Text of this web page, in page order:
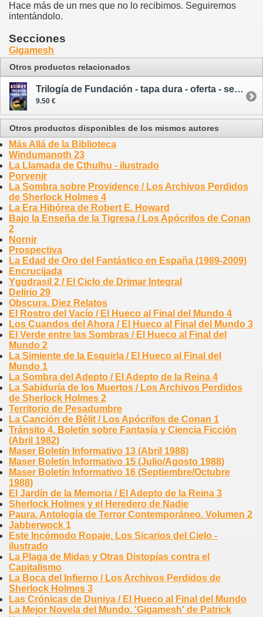
Hace más de un mes que no lo recibimos. Seguiremos
intentándolo.
Secciones
Gigamesh
Otros productos relacionados
Trilogía de Fundación - tapa dura - oferta - segunda mano
9.50 €
Otros productos disponibles de los mismos autores
Más Allá de la Biblioteca
Windumanoth 23
La Llamada de Cthulhu - ilustrado
Porvenir
La Sombra sobre Providence / Los Archivos Perdidos
de Sherlock Holmes 4
La Era Hibórea de Robert E. Howard
Bajo la Enseña de la Tigresa / Los Apócrifos de Conan
2
Nornir
Prospectiva
La Edad de Oro del Fantástico en España (1989-2009)
Encrucijada
Yggdrasil 2 / El Ciclo de Drimar Integral
Delirio 29
Obscura. Diez Relatos
El Rostro del Vacío / El Hueco al Final del Mundo 4
Los Cuandos del Ahora / El Hueco al Final del Mundo 3
El Verde entre las Sombras / El Hueco al Final del
Mundo 2
La Simiente de la Esquirla / El Hueco al Final del
Mundo 1
La Sombra del Adepto / El Adepto de la Reina 4
La Sabiduría de los Muertos / Los Archivos Perdidos
de Sherlock Holmes 2
Territorio de Pesadumbre
La Canción de Bêlit / Los Apócrifos de Conan 1
Tránsito 4. Boletín sobre Fantasía y Ciencia Ficción
(Abril 1982)
Maser Boletín Informativo 13 (Abril 1988)
Maser Boletín Informativo 15 (Julio/Agosto 1988)
Maser Boletín Informativo 16 (Septiembre/Octubre
1988)
El Jardín de la Memoria / El Adepto de la Reina 3
Sherlock Holmes y el Heredero de Nadie
Paura. Antología de Terror Contemporáneo. Volumen 2
Jabberwock 1
Este Incómodo Ropaje. Los Sicarios del Cielo -
ilustrado
La Plaga de Midas y Otras Distopías contra el
Capitalismo
La Boca del Infierno / Los Archivos Perdidos de
Sherlock Holmes 3
Las Crónicas de Duniya / El Hueco al Final del Mundo
La Mejor Novela del Mundo. 'Gigamesh' de Patrick